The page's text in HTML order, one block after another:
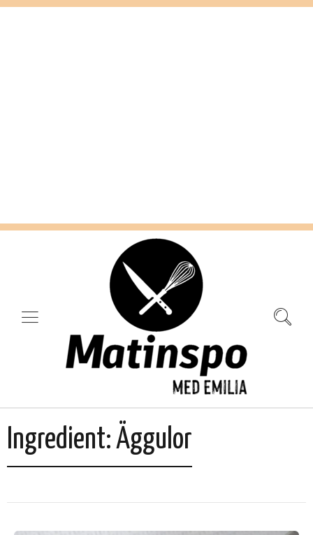
Ingredient:Äggulor